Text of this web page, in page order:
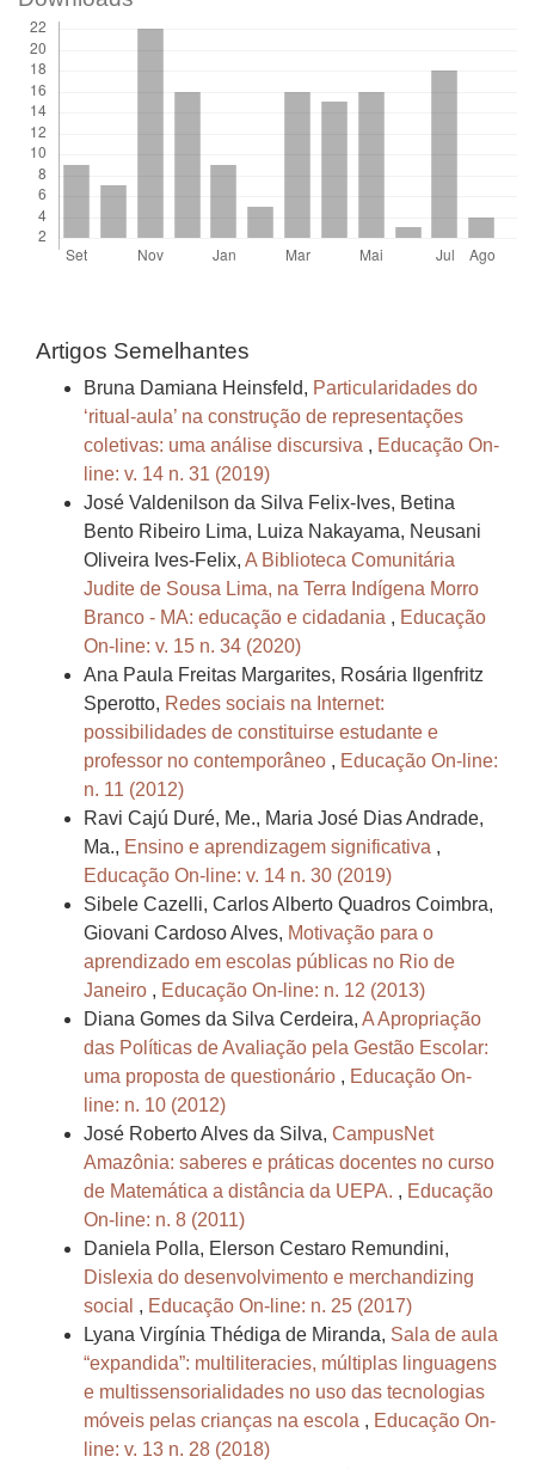
Artigos Semelhantes
Bruna Damiana Heinsfeld, Particularidades do
‘ritual-aula’ na construção de representações
coletivas: uma análise discursiva , Educação On-
line: v. 14 n. 31 (2019)
José Valdenilson da Silva Felix-Ives, Betina
Bento Ribeiro Lima, Luiza Nakayama, Neusani
Oliveira Ives-Felix, A Biblioteca Comunitária
Judite de Sousa Lima, na Terra Indígena Morro
Branco - MA: educação e cidadania , Educação
On-line: v. 15 n. 34 (2020)
Ana Paula Freitas Margarites, Rosária Ilgenfritz
Sperotto, Redes sociais na Internet:
possibilidades de constituirse estudante e
professor no contemporâneo , Educação On-line:
n. 11 (2012)
Ravi Cajú Duré, Me., Maria José Dias Andrade,
Ma., Ensino e aprendizagem significativa ,
Educação On-line: v. 14 n. 30 (2019)
Sibele Cazelli, Carlos Alberto Quadros Coimbra,
Giovani Cardoso Alves, Motivação para o
aprendizado em escolas públicas no Rio de
Janeiro , Educação On-line: n. 12 (2013)
Diana Gomes da Silva Cerdeira, A Apropriação
das Políticas de Avaliação pela Gestão Escolar:
uma proposta de questionário , Educação On-
line: n. 10 (2012)
José Roberto Alves da Silva, CampusNet
Amazônia: saberes e práticas docentes no curso
de Matemática a distância da UEPA. , Educação
On-line: n. 8 (2011)
Daniela Polla, Elerson Cestaro Remundini,
Dislexia do desenvolvimento e merchandizing
social , Educação On-line: n. 25 (2017)
Lyana Virgínia Thédiga de Miranda, Sala de aula
“expandida”: multiliteracies, múltiplas linguagens
e multissensorialidades no uso das tecnologias
móveis pelas crianças na escola , Educação On-
line: v. 13 n. 28 (2018)